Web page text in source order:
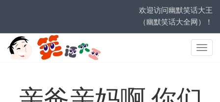
欢迎访问幽默笑话大王
（幽默笑话大全网）！
网